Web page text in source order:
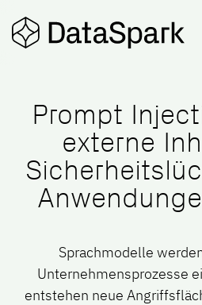
Prompt
externe
Sprachmodelle
Unternehmensprozesse
entstehen neue